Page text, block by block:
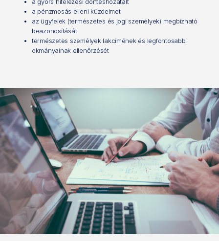
a pénzmosás elleni küzdelmet
az ügyfelek (természetes és jogi személyek) megbízható
beazonosítását
természetes személyek lakcímének és legfontosabb
okmányainak ellenőrzését